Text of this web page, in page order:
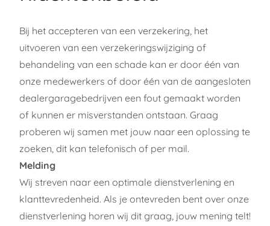
Bij het accepteren van een verzekering, het
uitvoeren van een verzekeringswijziging of
behandeling van een schade kan er door één van
onze medewerkers of door één van de aangesloten
dealergaragebedrijven een fout gemaakt worden
of kunnen er misverstanden ontstaan. Graag
proberen wij samen met jouw naar een oplossing te
zoeken, dit kan telefonisch of per mail.
Melding
Wij streven naar een optimale dienstverlening en
klanttevredenheid. Als je ontevreden bent over onze
dienstverlening horen wij dit graag, jouw mening telt!